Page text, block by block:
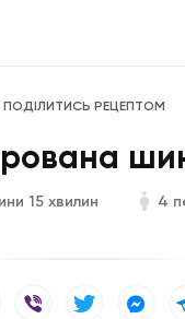
ПОДІЛИТИСЬ РЕЦЕПТОМ
15 хвилин 4